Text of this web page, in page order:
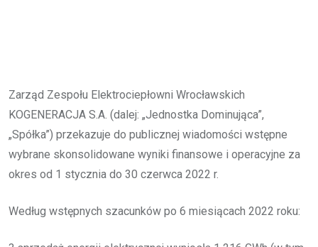
Zarząd Zespołu Elektrociepłowni Wrocławskich
KOGENERACJA S.A. (dalej: „Jednostka Dominująca”,
„Spółka”) przekazuje do publicznej wiadomości wstępne
wybrane skonsolidowane wyniki finansowe i operacyjne za
okres od 1 stycznia do 30 czerwca 2022 r.
Według wstępnych szacunków po 6 miesiącach 2022 roku: